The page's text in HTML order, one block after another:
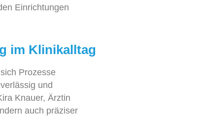
Einrichtungen
im Klinikalltag
Prozesse
und
Knauer, Ärztin
auch präziser